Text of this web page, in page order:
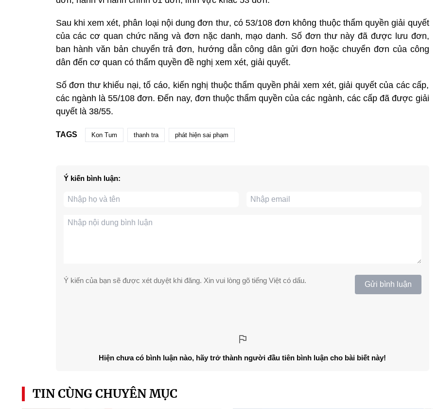
Sau khi xem xét, phân loại nội dung đơn thư, có 53/108 đơn không thuộc thẩm quyền giải quyết
của các cơ quan chức năng và đơn nặc danh, mạo danh. Số đơn thư này đã được lưu đơn,
ban hành văn bản chuyển trả đơn, hướng dẫn công dân gửi đơn hoặc chuyển đơn của công
dân đến cơ quan có thẩm quyền đề nghị xem xét, giải quyết.
Số đơn thư khiếu nại, tố cáo, kiến nghị thuộc thẩm quyền phải xem xét, giải quyết của các cấp,
các ngành là 55/108 đơn. Đến nay, đơn thuộc thẩm quyền của các ngành, các cấp đã được giải
quyết là 38/55.
TAGS Kon Tum thanh tra phát hiện sai phạm
Ý kiến bình luận:
Ý kiến của bạn sẽ được xét duyệt khi đăng. Xin vui lòng gõ tiếng Việt có dấu. Gửi bình luận
Hiện chưa có bình luận nào, hãy trở thành người đầu tiên bình luận cho bài biết này!
TIN CÙNG CHUYÊN MỤC